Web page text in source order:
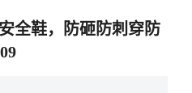
全鞋，防砸防刺穿防